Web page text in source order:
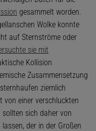
gesammelt worden.
Wolke konnte
auf Sternströme oder
sie mit
Kollision
Zusammensetzung
ziemlich
von einer verschluckten
sich daher von
der in der Großen